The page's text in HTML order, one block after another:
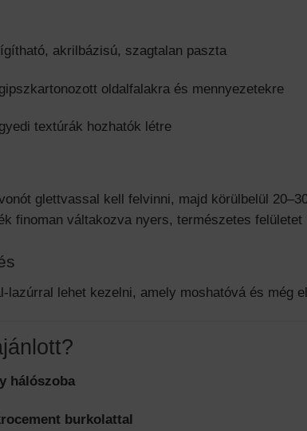
akrilbázisú, szagtalan paszta
oldalfalakra és mennyezetekre
textúrák hozhatók létre
glettvassal kell felvinni, majd körülbelül
finoman váltakozva nyers, természetes felületet
lazúrral lehet kezelni, amely moshatóvá és
hálószoba
burkolattal